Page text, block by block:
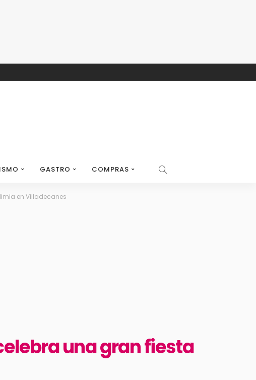
GASTRO COMPRAS
en Villadecanes
una gran fiesta